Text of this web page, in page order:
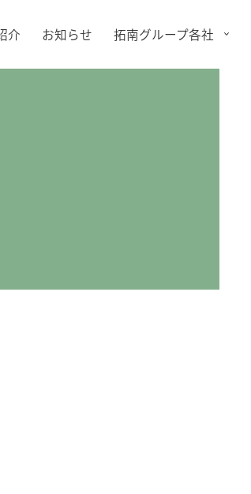
介 お知らせ 拓南グループ各社